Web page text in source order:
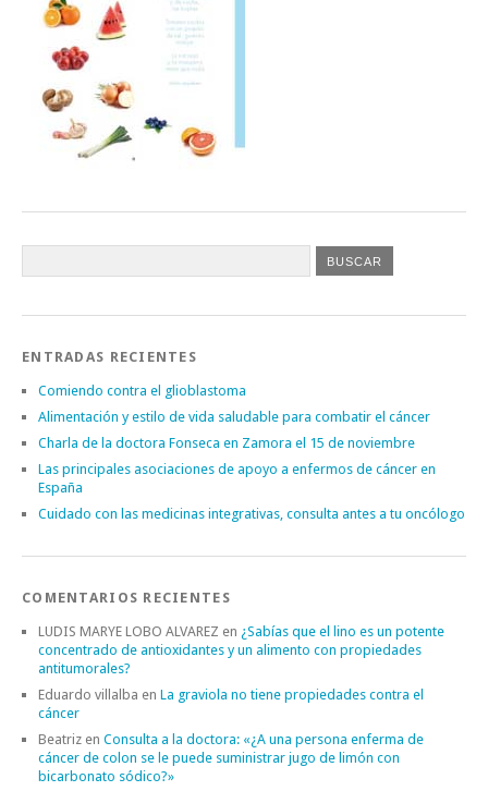
ENTRADAS RECIENTES
Comiendo contra el glioblastoma
Alimentación y estilo de vida saludable para combatir el cáncer
Charla de la doctora Fonseca en Zamora el 15 de noviembre
Las principales asociaciones de apoyo a enfermos de cáncer en
España
Cuidado con las medicinas integrativas, consulta antes a tu oncólogo
COMENTARIOS RECIENTES
LUDIS MARYE LOBO ALVAREZ en ¿Sabías que el lino es un potente
concentrado de antioxidantes y un alimento con propiedades
antitumorales?
Eduardo villalba en La graviola no tiene propiedades contra el
cáncer
Beatriz en Consulta a la doctora: «¿A una persona enferma de
cáncer de colon se le puede suministrar jugo de limón con
bicarbonato sódico?»